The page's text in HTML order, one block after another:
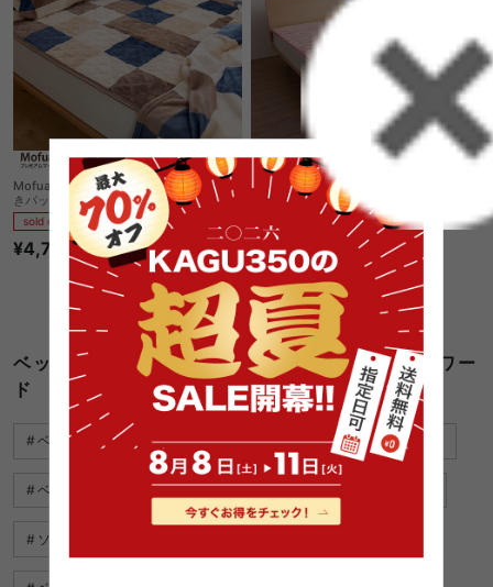
Mofua プレミアムマイクロファイバー敷
きパッド セミダブル
sold out
¥4,790
【セミダブル】Mofua うっとりなめらか
パフ 敷きパッド
1件
¥3,960
1件〜16件（全16件）
ベッド パッド セミダブル おすすめに関するキーワー
ド
ベッド フレーム クイーン パントリー 収納 ボックス おすすめ
ベッド フレーム すのこ ダブル ベッド サイド テーブル 安い
ソファ ベッド インテリア